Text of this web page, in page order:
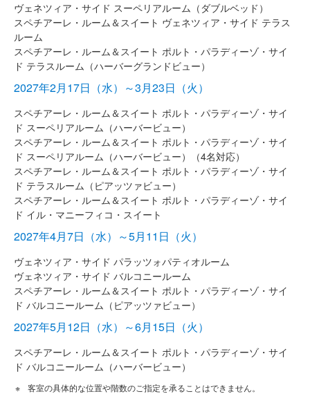
ヴェネツィア・サイド スーペリアルーム（ダブルベッド）
スペチアーレ・ルーム＆スイート ヴェネツィア・サイド テラス
ルーム
スペチアーレ・ルーム＆スイート ポルト・パラディーゾ・サイ
ド テラスルーム（ハーバーグランドビュー）
2027年2月17日（水）～3月23日（火）
スペチアーレ・ルーム＆スイート ポルト・パラディーゾ・サイ
ド スーペリアルーム（ハーバービュー）
スペチアーレ・ルーム＆スイート ポルト・パラディーゾ・サイ
ド スーペリアルーム（ハーバービュー）（4名対応）
スペチアーレ・ルーム＆スイート ポルト・パラディーゾ・サイ
ド テラスルーム（ピアッツァビュー）
スペチアーレ・ルーム＆スイート ポルト・パラディーゾ・サイ
ド イル・マニーフィコ・スイート
2027年4月7日（水）～5月11日（火）
ヴェネツィア・サイド パラッツォパティオルーム
ヴェネツィア・サイド バルコニールーム
スペチアーレ・ルーム＆スイート ポルト・パラディーゾ・サイ
ド バルコニールーム（ピアッツァビュー）
2027年5月12日（水）～6月15日（火）
スペチアーレ・ルーム＆スイート ポルト・パラディーゾ・サイ
ド バルコニールーム（ハーバービュー）
客室の具体的な位置や階数のご指定を承ることはできません。